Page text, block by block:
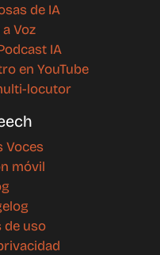
de IA
Voz
IA
en YouTube
locutor
Voces
móvil
de uso